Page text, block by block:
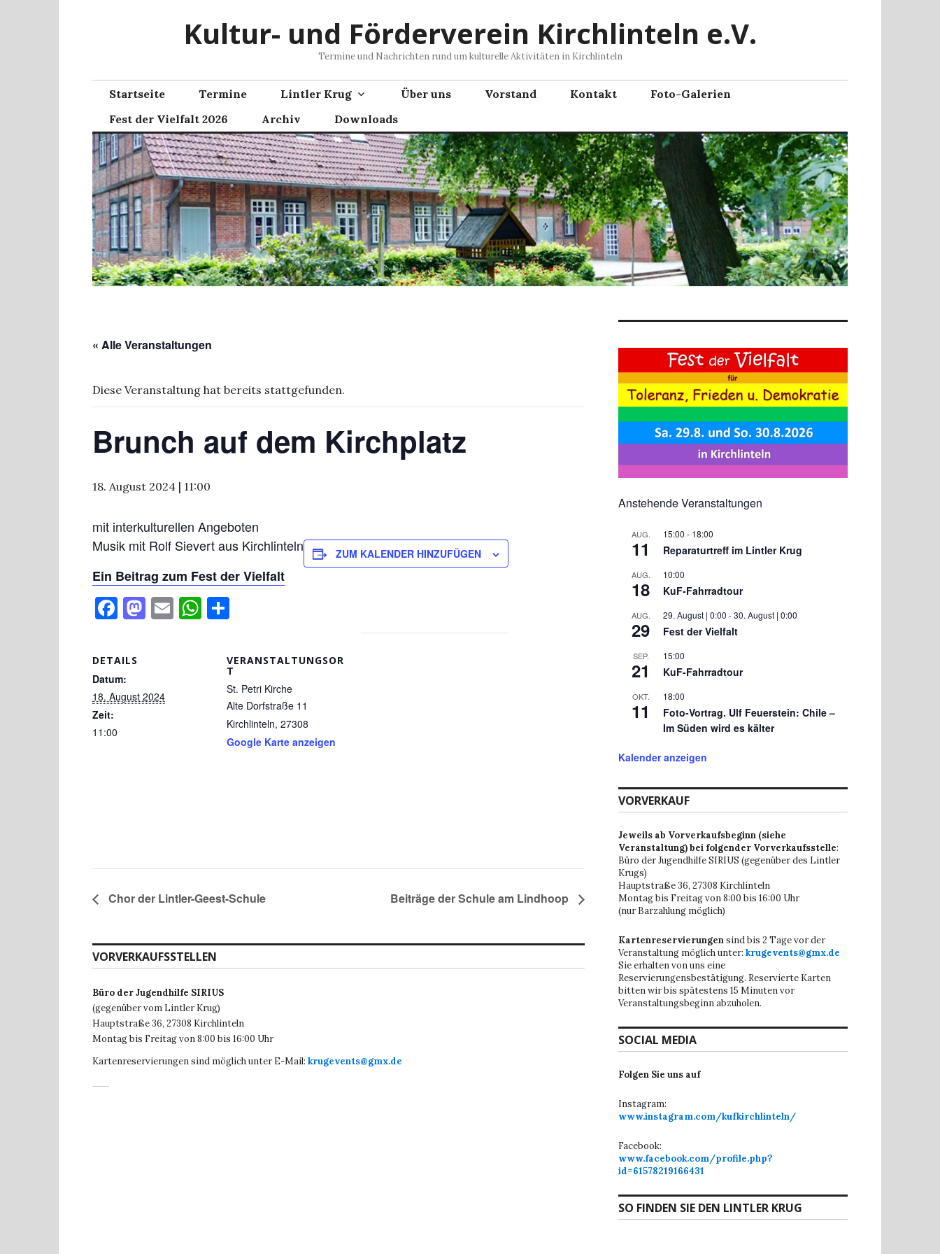
Kultur- und Förderverein Kirchlinteln e.V.
Termine und Nachrichten rund um kulturelle Aktivitäten in Kirchlinteln
Startseite Termine Lintler Krug Über uns Vorstand Kontakt
Foto-Galerien
Fest der Vielfalt 2026
Archiv Downloads
« Alle Veranstaltungen
Diese Veranstaltung hat bereits stattgefunden.
Brunch auf dem Kirchplatz
18. August 2024 | 11:00
mit interkulturellen Angeboten
Musik mit Rolf Sievert aus Kirchlinteln
Ein Beitrag zum Fest der Vielfalt
F
c
e
b
M
d
E W
le
n
ZUM KALENDER HINZUFÜGEN
DETAILS
Datum:
18. August 2024
Zeit:
11:00
VERANSTALTUNGSOR
T
St. Petri Kirche
Alte Dorfstraße 11
Kirchlinteln, 27308
Google Karte anzeigen
Chor der Lintler-Geest-Schule Beiträge der Schule am Lindhoop
VORVERKAUFSSTELLEN
Büro der Jugendhilfe SIRIUS
(gegenüber vom Lintler Krug)
Hauptstraße 36, 27308 Kirchlinteln
Montag bis Freitag von 8:00 bis 16:00 Uhr
Kartenreservierungen sind möglich unter E-Mail: krugevents@gmx.de
Anstehende Veranstaltungen
AUG.
11
15:00 - 18:00
Reparaturtreff im Lintler Krug
AUG.
18
10:00
KuF-Fahrradtour
AUG.
29
29. August | 0:00 -30. August | 0:00
Fest der Vielfalt
SEP.
21
15:00
KuF-Fahrradtour
OKT.
11
18:00
Foto-Vortrag. Ulf Feuerstein: Chile –
Im Süden wird es kälter
Kalender anzeigen
VORVERKAUF
Jeweils ab Vorverkaufsbeginn (siehe
Veranstaltung) bei folgender Vorverkaufsstelle:
Büro der Jugendhilfe SIRIUS (gegenüber des Lintler
Krugs)
Hauptstraße 36, 27308 Kirchlinteln
Montag bis Freitag von 8:00 bis 16:00 Uhr
(nur Barzahlung möglich)
Kartenreservierungensind bis 2 Tage vor der
Veranstaltung möglich unter: krugevents@gmx.de
Sie erhalten von uns eine
Reservierungensbestätigung. Reservierte Karten
bitten wir bis spätestens 15 Minuten vor
Veranstaltungsbeginn abzuholen.
SOCIAL MEDIA
Folgen Sie uns auf
Instagram:
www.instagram.com/kufkirchlinteln/
Facebook:
www.facebook.com/profile.php?
id=61578219166431
SO FINDEN SIE DEN LINTLER KRUG